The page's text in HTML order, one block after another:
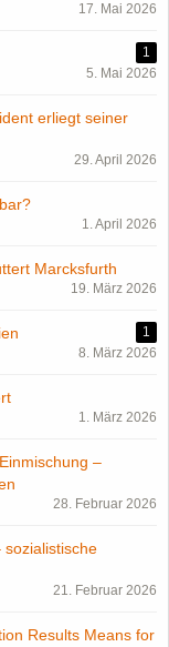
17. Mai 2026
1
5. Mai 2026
erliegt seiner
29. April 2026
1. April 2026
Marcksfurth
19. März 2026
1
8. März 2026
1. März 2026
–
28. Februar 2026
sozialistische
21. Februar 2026
Results Means for